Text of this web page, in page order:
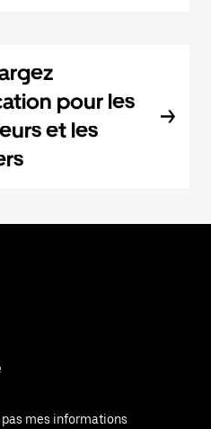
pour les
et les
pas mes informations